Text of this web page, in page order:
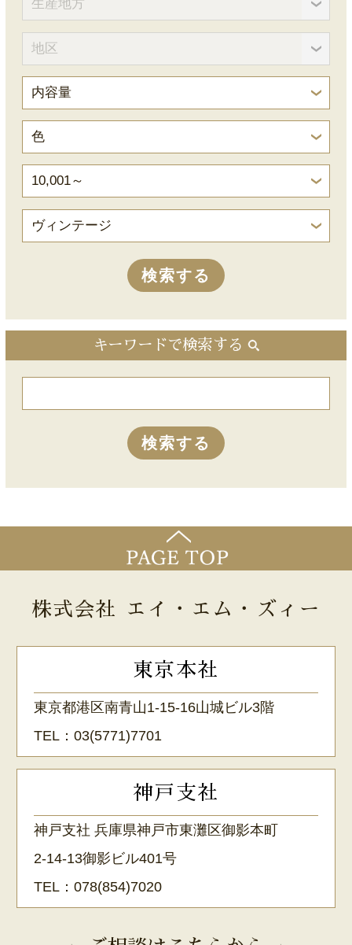
キーワードで検索する
株式会社 エイ・エム・ズィー
東京本社
東京都港区南青山1-15-16山城ビル3階
TEL：03(5771)7701
神戸支社
神戸支社 兵庫県神戸市東灘区御影本町
2-14-13御影ビル401号
TEL：078(854)7020